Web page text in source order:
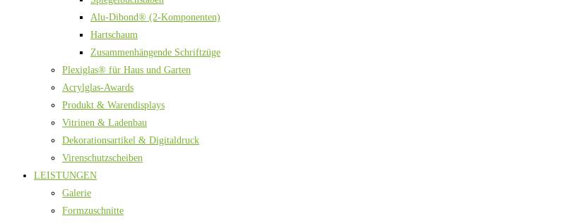
Alu-Dibond® (2-Komponenten)
Hartschaum
Zusammenhängende Schriftzüge
Plexiglas® für Haus und Garten
Acrylglas-Awards
Produkt & Warendisplays
Vitrinen & Ladenbau
Dekorationsartikel & Digitaldruck
Virenschutzscheiben
LEISTUNGEN
Galerie
Formzuschnitte